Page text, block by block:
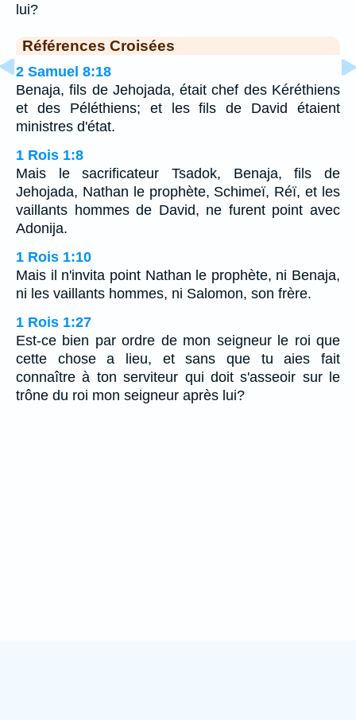
lui?
Références Croisées
2 Samuel 8:18
Benaja, fils de Jehojada, était chef des Kéréthiens
et des Péléthiens; et les fils de David étaient
ministres d'état.
1 Rois 1:8
Mais le sacrificateur Tsadok, Benaja, fils de
Jehojada, Nathan le prophète, Schimeï, Réï, et les
vaillants hommes de David, ne furent point avec
Adonija.
1 Rois 1:10
Mais il n'invita point Nathan le prophète, ni Benaja,
ni les vaillants hommes, ni Salomon, son frère.
1 Rois 1:27
Est-ce bien par ordre de mon seigneur le roi que
cette chose a lieu, et sans que tu aies fait
connaître à ton serviteur qui doit s'asseoir sur le
trône du roi mon seigneur après lui?